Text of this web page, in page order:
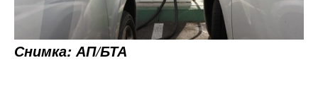
Снимка: АП/БТА